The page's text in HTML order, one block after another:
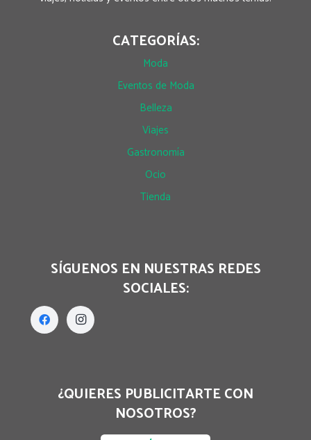
CATEGORÍAS:
Moda
Eventos de Moda
Belleza
Viajes
Gastronomía
Ocio
Tienda
SÍGUENOS EN NUESTRAS REDES
SOCIALES:
¿QUIERES PUBLICITARTE CON
NOSOTROS?